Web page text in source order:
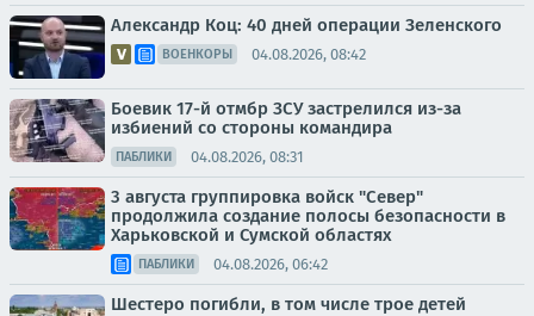
Александр Коц: 40 дней операции Зеленского
ВОЕНКОРЫ 04.08.2026, 08:42
Боевик 17-й отмбр ЗСУ застрелился из-за
избиений со стороны командира
ПАБЛИКИ 04.08.2026, 08:31
3 августа группировка войск "Север"
продолжила создание полосы безопасности в
Харьковской и Сумской областях
ПАБЛИКИ 04.08.2026, 06:42
Шестеро погибли, в том числе трое детей